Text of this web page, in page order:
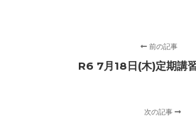
前の記事
R6 7月18日(木)定期講
次の記事